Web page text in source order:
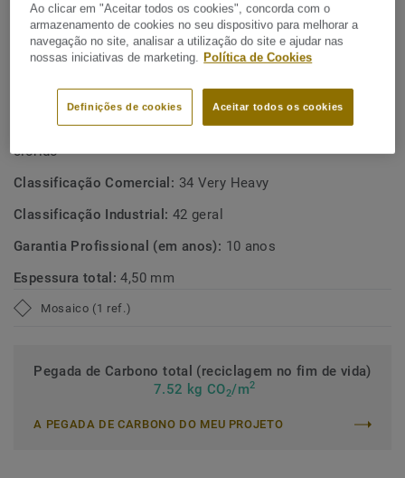
(compostos orgânicos voláteis) ultra-baixas, contribuindo
para melhores ambientes interiores.
Reciclável através do ReStart®.
Contém 20% de conteúdo reciclado
ESPECIFICAÇÕES TÉCNICAS E AMBIENTAIS
Tipo de produto:Pavimento heterogéneo polivinílico de
clorido
Classificação Comercial: 34 Very Heavy
Classificação Industrial: 42 geral
Garantia Profissional (em anos): 10 anos
Espessura total:4,50 mm
Mosaico (1 ref.)
Pegada de Carbono total (reciclagem no fim de vida)
7.52 kg CO2/m2
A PEGADA DE CARBONO DO MEU PROJETO
Ao clicar em "Aceitar todos os cookies", concorda com o
armazenamento de cookies no seu dispositivo para melhorar a
navegação no site, analisar a utilização do site e ajudar nas
nossas iniciativas de marketing. Política de Cookies
Aceitar todos os cookies
Definições de cookies